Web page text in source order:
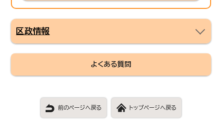
区政情報
よくある質問
前のページへ戻る トップページへ戻る